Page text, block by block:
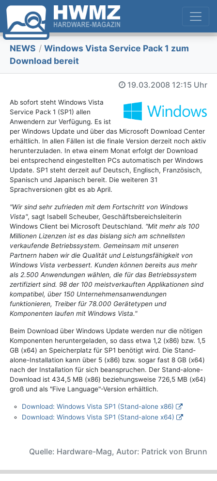
NEWS / Windows Vista Service Pack 1 zum
Download bereit
19.03.2008 12:15 Uhr
Ab sofort steht Windows Vista
Service Pack 1 (SP1) allen
Anwendern zur Verfügung. Es ist
per Windows Update und über das Microsoft Download Center
erhältlich. In allen Fällen ist die finale Version derzeit noch aktiv
herunterzuladen. In etwa einem Monat erfolgt der Download
bei entsprechend eingestellten PCs automatisch per Windows
Update. SP1 steht derzeit auf Deutsch, Englisch, Französisch,
Spanisch und Japanisch bereit. Die weiteren 31
Sprachversionen gibt es ab April.
"Wir sind sehr zufrieden mit dem Fortschritt von Windows
Vista", sagt Isabell Scheuber, Geschäftsbereichsleiterin
Windows Client bei Microsoft Deutschland. "Mit mehr als 100
Millionen Lizenzen ist es das bislang sich am schnellsten
verkaufende Betriebssystem. Gemeinsam mit unseren
Partnern haben wir die Qualität und Leistungsfähigkeit von
Windows Vista verbessert. Kunden können bereits aus mehr
als 2.500 Anwendungen wählen, die für das Betriebssystem
zertifiziert sind. 98 der 100 meistverkauften Applikationen sind
kompatibel, über 150 Unternehmensanwendungen
funktionieren, Treiber für 78.000 Gerätetypen und
Komponenten laufen mit Windows Vista."
Beim Download über Windows Update werden nur die nötigen
Komponenten heruntergeladen, so dass etwa 1,2 (x86) bzw. 1,5
GB (x64) an Speicherplatz für SP1 benötigt wird. Die Stand-
alone-Installation kann über 5 (x86) bzw. sogar fast 8 GB (x64)
nach der Installation für sich beanspruchen. Der Stand-alone-
Download ist 434,5 MB (x86) beziehungsweise 726,5 MB (x64)
groß und als "Five Language"-Version erhältlich.
Download: Windows Vista SP1 (Stand-alone x86)
Download: Windows Vista SP1 (Stand-alone x64)
Quelle: Hardware-Mag, Autor: Patrick von Brunn